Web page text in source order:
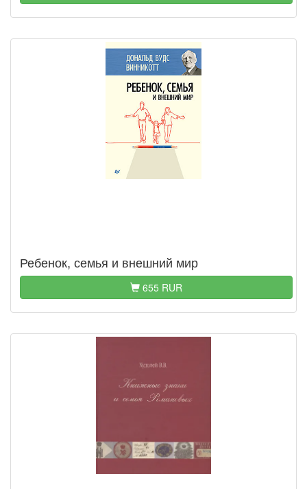
Ребенок, семья и внешний мир
655 RUR